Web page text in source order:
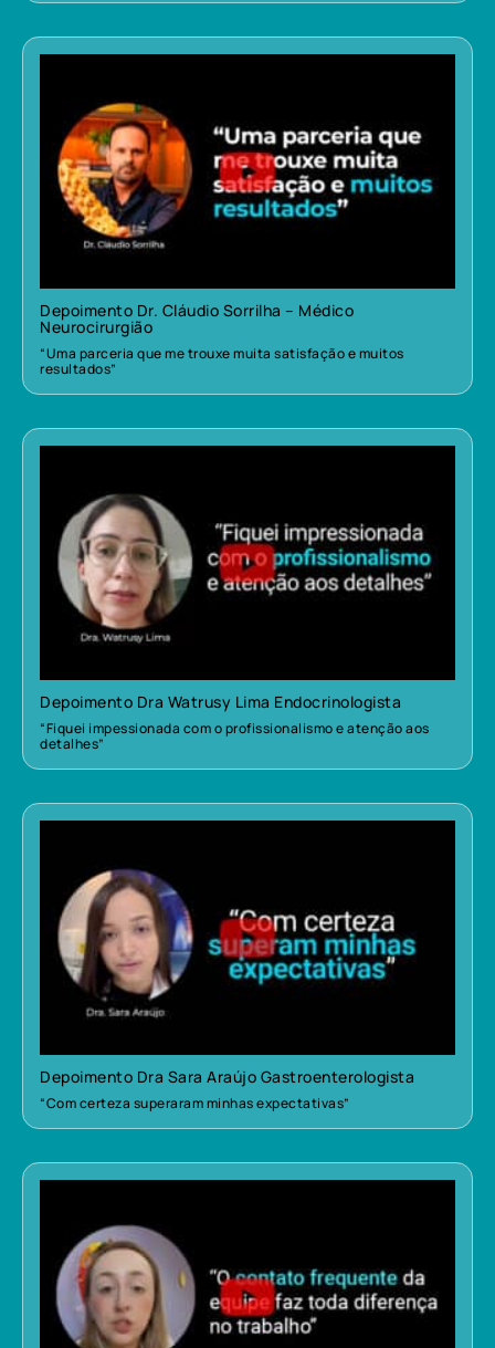
Depoimento Dr. Cláudio Sorrilha – Médico
Neurocirurgião
“Uma parceria que me trouxe muita satisfação e muitos
resultados”
Depoimento Dra Watrusy Lima Endocrinologista
“Fiquei impessionada com o profissionalismo e atenção aos
detalhes”
Depoimento Dra Sara Araújo Gastroenterologista
“Com certeza superaram minhas expectativas”